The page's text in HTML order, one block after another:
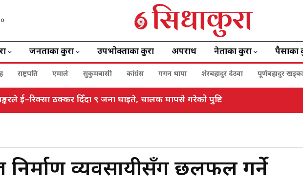
जनताका कुरा उपभोक्ताका कुरा अपराध नेताका कुरा पैसाका
राष्ट्रपति एमाले सुकुमबासी कांग्रेस गगन थापा शेरबहादुर देउवा पूर्णबहादुर
ई–रिक्सा ठक्कर दिँदा ९ जना घाइते, चालक मापसे गरेको पुष्टि
निर्माण व्यवसायीसँग छलफल गर्ने